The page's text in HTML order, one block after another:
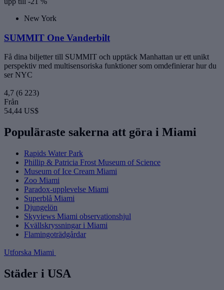
New York
SUMMIT One Vanderbilt
Få dina biljetter till SUMMIT och upptäck Manhattan ur ett unikt
perspektiv med multisensoriska funktioner som omdefinierar hur du
ser NYC
4,7 (6 223)
Från
54,44 US$
Populäraste sakerna att göra i Miami
Rapids Water Park
Phillip & Patricia Frost Museum of Science
Museum of Ice Cream Miami
Zoo Miami
Paradox-upplevelse Miami
Superblå Miami
Djungelön
Skyviews Miami observationshjul
Kvällskryssningar i Miami
Flamingoträdgårdar
Utforska Miami
Städer i USA